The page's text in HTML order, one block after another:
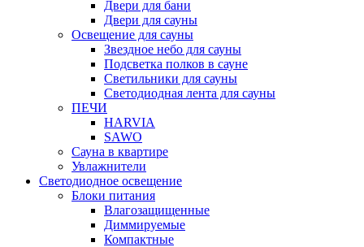
Двери для бани
Двери для сауны
Освещение для сауны
Звездное небо для сауны
Подсветка полков в сауне
Светильники для сауны
Светодиодная лента для сауны
ПЕЧИ
HARVIA
SAWO
Сауна в квартире
Увлажнители
Светодиодное освещение
Блоки питания
Влагозащищенные
Диммируемые
Компактные